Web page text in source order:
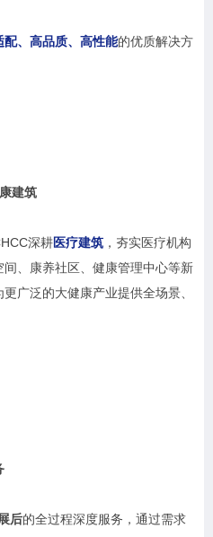
配、高品质、高性能的优质解决方
建筑
深耕医疗建筑 ，夯实医疗机构
、康养社区、健康管理中心等新
广泛的大健康产业提供全场景、
后的全过程深度服务，通过需求